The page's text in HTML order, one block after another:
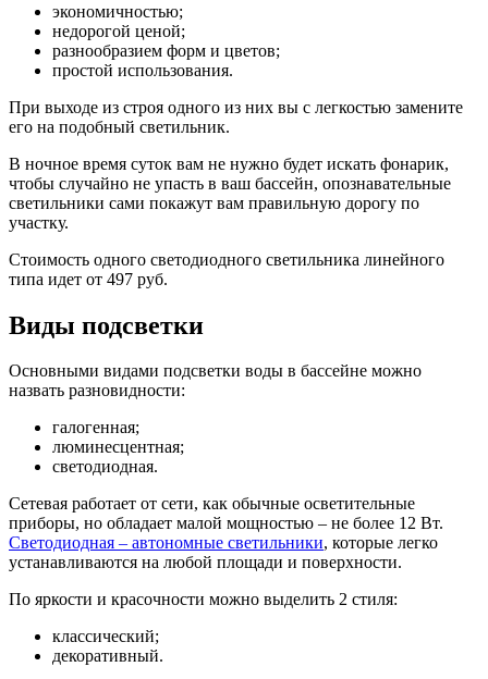
экономичностью;
недорогой ценой;
разнообразием форм и цветов;
простой использования.
При выходе из строя одного из них вы с легкостью замените
его на подобный светильник.
В ночное время суток вам не нужно будет искать фонарик,
чтобы случайно не упасть в ваш бассейн, опознавательные
светильники сами покажут вам правильную дорогу по
участку.
Стоимость одного светодиодного светильника линейного
типа идет от 497 руб.
Виды подсветки
Основными видами подсветки воды в бассейне можно
назвать разновидности:
галогенная;
люминесцентная;
светодиодная.
Сетевая работает от сети, как обычные осветительные
приборы, но обладает малой мощностью – не более 12 Вт.
Светодиодная – автономные светильники, которые легко
устанавливаются на любой площади и поверхности.
По яркости и красочности можно выделить 2 стиля:
классический;
декоративный.